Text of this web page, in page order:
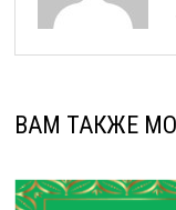
ВАМ ТАКЖЕ